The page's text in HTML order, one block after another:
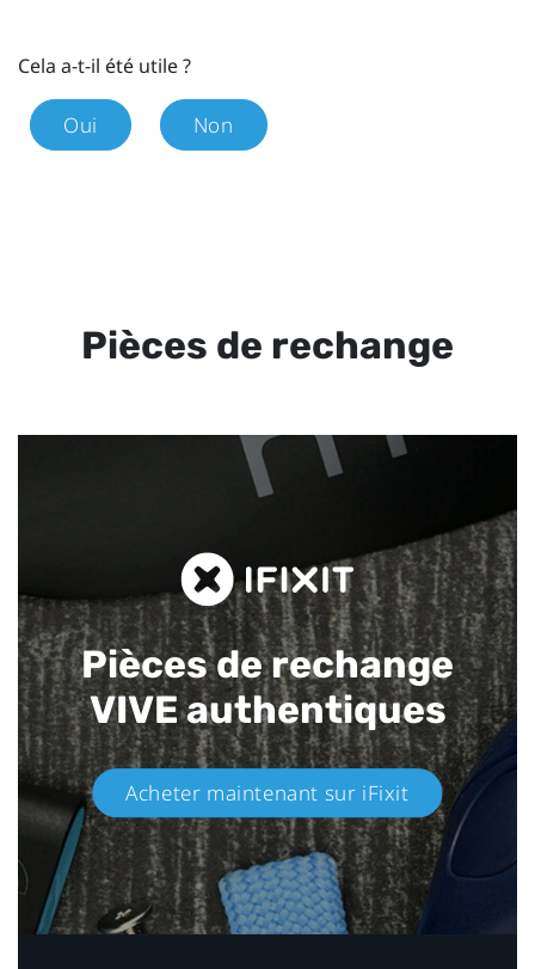
Cela a-t-il été utile ?
Oui Non
Pièces de rechange
Pièces de rechange
VIVE authentiques​
Acheter maintenant sur iFixit​